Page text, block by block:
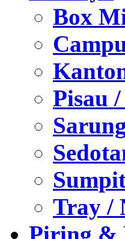
Box
Pisau
Tray /
Piring &